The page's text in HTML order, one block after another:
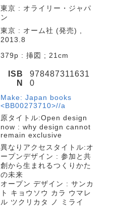
東京 : オライリー・ジャパ
ン
東京 : オーム社 (発売) ,
2013.8
379p : 挿図 ; 21cm
ISB
N
978487311631
0
Make: Japan books
<BB00273710>//a
原タイトル:Open design
now : why design cannot
remain exclusive
異なりアクセスタイトル:オ
ープンデザイン : 参加と共
創から生まれるつくりかた
の未来
オープン デザイン : サンカ
ト キョウソウ カラ ウマレ
ル ツクリカタ ノ ミライ